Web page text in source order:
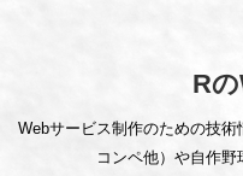
R
Webサービス制作のための技
コンペ他）や自作野